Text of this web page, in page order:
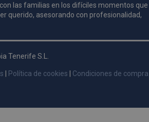
las familias en los difíciles momentos que
querido, asesorando con profesionalidad,
Tenerife S.L.
| Política de cookies | Condiciones de compra